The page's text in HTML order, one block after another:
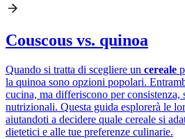
Couscous vs. quinoa
Quando si tratta di scegliere un cereale
la quinoa sono opzioni popolari.
cucina, ma differiscono per consistenza,
nutrizionali. Questa guida esplorerà le
aiutandoti a decidere quale cereale si
dietetici e alle tue preferenze culinarie.